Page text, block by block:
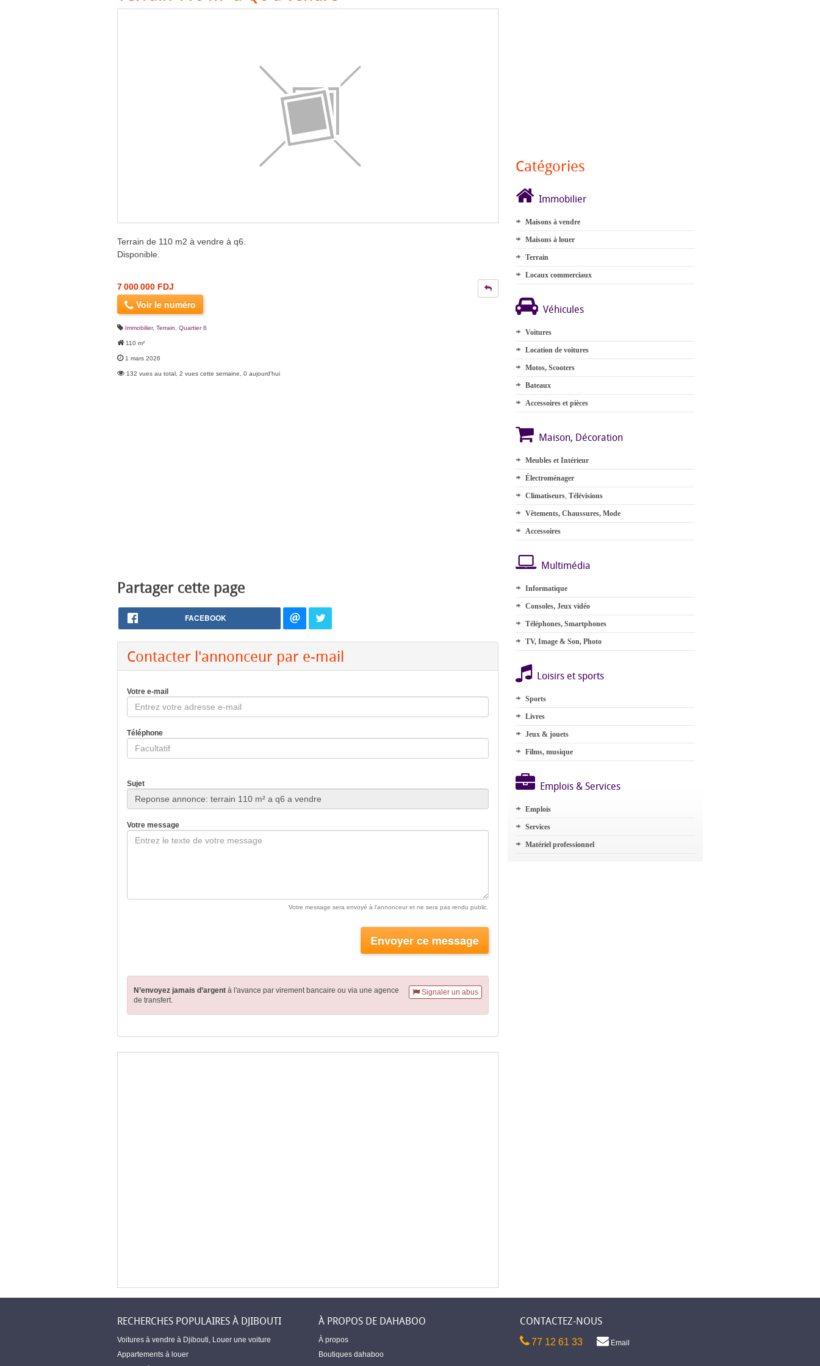
Terrain de 110 m2 à vendre à q6.
Disponible.
7 000 000 FDJ
Voir le numéro
Immobilier, Terrain Quartier 6
110 m²
1 mars 2026
132 vues au total, 2 vues cette semaine, 0 aujourd'hui
Partager cette page
FACEBOOK
Contacter l'annonceur par e-mail
Votre e-mail
Téléphone
Sujet
Votre message
Votre message sera envoyé à l'annonceur et ne sera pas rendu public.
Envoyer ce message
Signaler un abus
N’envoyez jamais d’argent à l'avance par virement bancaire ou via une agence
de transfert.
Catégories
Immobilier
Maisons à vendre
Maisons à louer
Terrain
Locaux commerciaux
Véhicules
Voitures
Location de voitures
Motos, Scooters
Bateaux
Accessoires et pièces
Maison, Décoration
Meubles et Intérieur
Électroménager
Climatiseurs, Télévisions
Vêtements, Chaussures, Mode
Accessoires
Multimédia
Informatique
Consoles, Jeux vidéo
Téléphones, Smartphones
TV, Image & Son, Photo
Loisirs et sports
Sports
Livres
Jeux & jouets
Films, musique
Emplois & Services
Emplois
Services
Matériel professionnel
RECHERCHES POPULAIRES À DJIBOUTI
Voitures à vendre à Djibouti Louer une voiture
Appartements à louer
À PROPOS DE DAHABOO
À propos
Boutiques dahaboo
CONTACTEZ-NOUS
77 12 61 33 Email